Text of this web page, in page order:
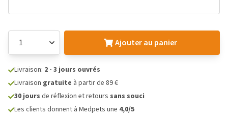
Ajouter au panier
Livraison: 2 - 3 jours ouvrés
Livraison gratuite à partir de 89 €
30 jours de réflexion et retours sans souci
Les clients donnent à Medpets une 4,0/5